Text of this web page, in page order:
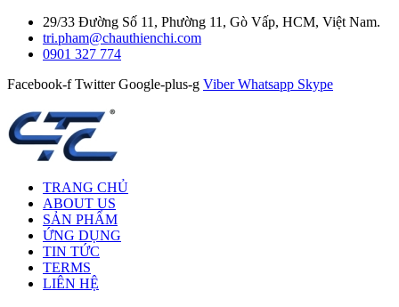
29/33 Đường Số 11, Phường 11, Gò Vấp, HCM, Việt Nam.
tri.pham@chauthienchi.com
0901 327 774
Facebook-f Twitter Google-plus-g Viber Whatsapp Skype
TRANG CHỦ
ABOUT US
SẢN PHẨM
ỨNG DỤNG
TIN TỨC
TERMS
LIÊN HỆ